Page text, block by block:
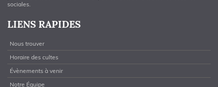
sociales.
LIENS RAPIDES
Nous trouver
Horaire des cultes
Évènements à venir
Notre Équipe